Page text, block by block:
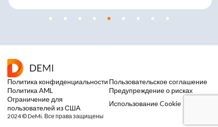
Политика конфиденциальности Пользовательское соглашение
Политика AML
Предупреждение о рисках
Ограничение для
пользователей из США
Использование Cookie
2024 © DeMi. Все права защищены